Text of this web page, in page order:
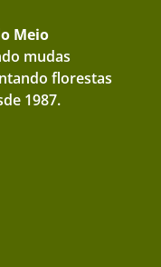
Meio
mudas
florestas
1987.